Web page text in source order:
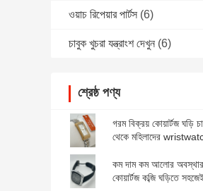
ওয়াচ রিপেয়ার পার্টস (6)
চাবুক খুচরা যন্ত্রাংশ দেখুন (6)
শ্রেষ্ঠ পণ্য
গরম বিক্রয় কোয়ার্টজ ঘড়ি
থেকে মহিলাদের
কম দাম কম আলোর
কোয়ার্টজ কব্জি ঘড়িতে